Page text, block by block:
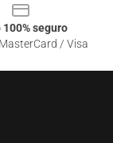
100% seguro
/ Visa